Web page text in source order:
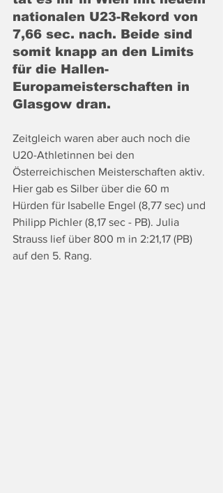
nationalen U23-Rekord von
7,66 sec. nach. Beide sind
somit knapp an den Limits
für die Hallen-
Europameisterschaften in
Glasgow dran.
Zeitgleich waren aber auch noch die
U20-Athletinnen bei den
Österreichischen Meisterschaften aktiv.
Hier gab es Silber über die 60 m
Hürden für Isabelle Engel (8,77 sec) und
Philipp Pichler (8,17 sec - PB). Julia
Strauss lief über 800 m in 2:21,17 (PB)
auf den 5. Rang.